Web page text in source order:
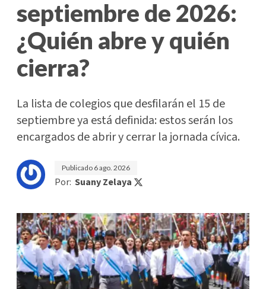
septiembre de 2026:
¿Quién abre y quién
cierra?
La lista de colegios que desfilarán el 15 de
septiembre ya está definida: estos serán los
encargados de abrir y cerrar la jornada cívica.
Publicado 6 ago. 2026
Por: Suany Zelaya